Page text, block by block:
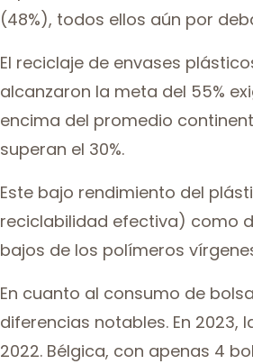
(48%), todos ellos aún por
El reciclaje de envases
alcanzaron la meta del 55%
encima del promedio
superan el 30%.
Este bajo rendimiento del
reciclabilidad efectiva) como
bajos de los polímeros
En cuanto al consumo de
diferencias notables. En
2022. Bélgica, con apenas 4